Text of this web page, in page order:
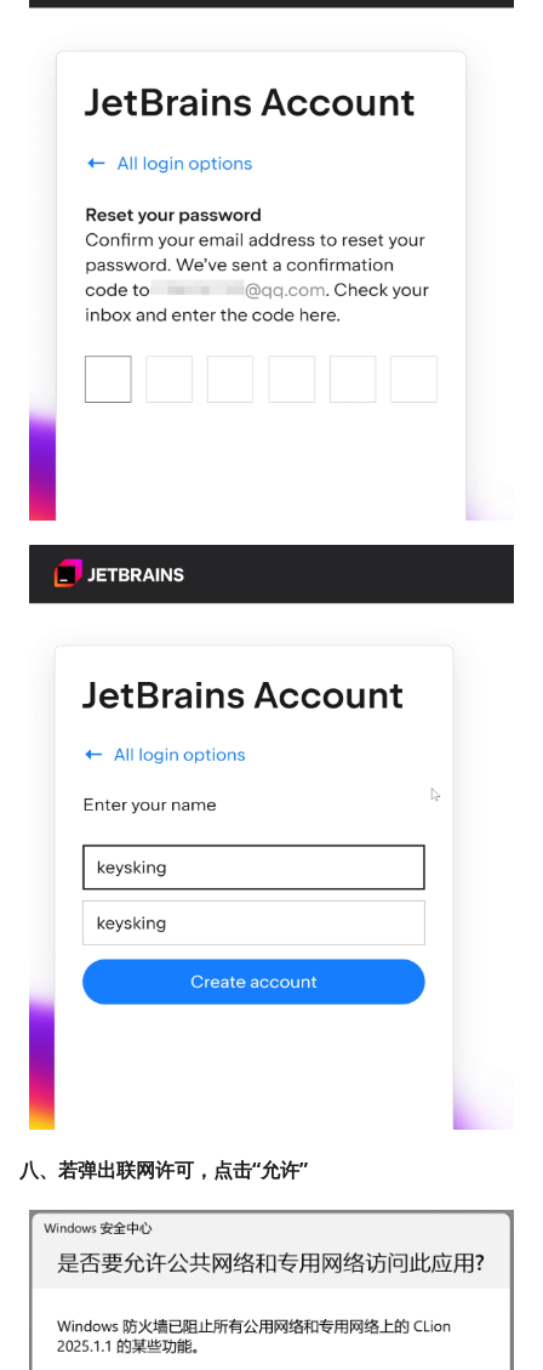
八、若弹出联网许可，点击“允许”